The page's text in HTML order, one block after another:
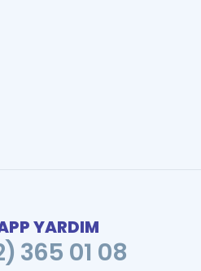
YARDIM
365 01 08